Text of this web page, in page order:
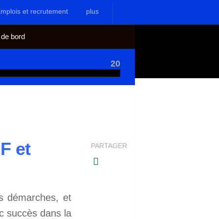
et recrutement plus
bord
20
et
démarches, et
succès dans la
PARTAGER